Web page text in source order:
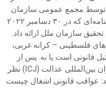
توسط مجمع عمومی سازمان
ملل مطرح شده بود، به تعقیب قطعنامه‌ای که در ۳۰ دسامبر ۲۰۲۲
سازمان ملل ارائه داد.
فلسطینی – کرانه غربی،
قانونی است یا نه. پس از
شنیدن اظهارات طرفین، قضات دیوان بین‌المللی عدالت (ICJ) نظر
عواقب قانونی اشغال چیست